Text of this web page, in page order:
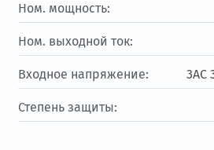
Ном. мощность:
Ном. выходной ток:
Входное напряжение: 3АС
Степень защиты: